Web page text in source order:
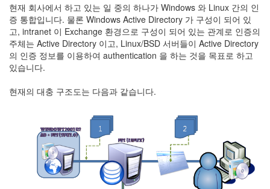
현재 회사에서 하고 있는 일 중의 하나가 Windows 와 Linux 간의 인
증 통합입니다. 물론 Windows Active Directory 가 구성이 되어 있
고, intranet 이 Exchange 환경으로 구성이 되어 있는 관계로 인증의
주체는 Active Directory 이고, Linux/BSD 서버들이 Active Directory
의 인증 정보를 이용하여 authentication 을 하는 것을 목표로 하고
있습니다.
현재의 대충 구조도는 다음과 같습니다.
Tag
Cloud
안
녕
AnNyung